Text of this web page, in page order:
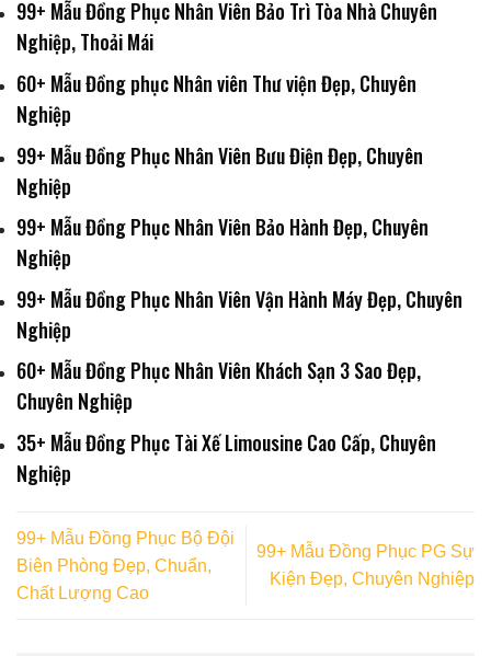
99+ Mẫu Đồng Phục Nhân Viên Bảo Trì Tòa Nhà Chuyên
Nghiệp, Thoải Mái
60+ Mẫu Đồng phục Nhân viên Thư viện Đẹp, Chuyên
Nghiệp
99+ Mẫu Đồng Phục Nhân Viên Bưu Điện Đẹp, Chuyên
Nghiệp
99+ Mẫu Đồng Phục Nhân Viên Bảo Hành Đẹp, Chuyên
Nghiệp
99+ Mẫu Đồng Phục Nhân Viên Vận Hành Máy Đẹp, Chuyên
Nghiệp
60+ Mẫu Đồng Phục Nhân Viên Khách Sạn 3 Sao Đẹp,
Chuyên Nghiệp
35+ Mẫu Đồng Phục Tài Xế Limousine Cao Cấp, Chuyên
Nghiệp
99+ Mẫu Đồng Phục Bộ Đội
Biên Phòng Đẹp, Chuẩn,
Chất Lượng Cao
99+ Mẫu Đồng Phục PG Sự
Kiện Đẹp, Chuyên Nghiệp